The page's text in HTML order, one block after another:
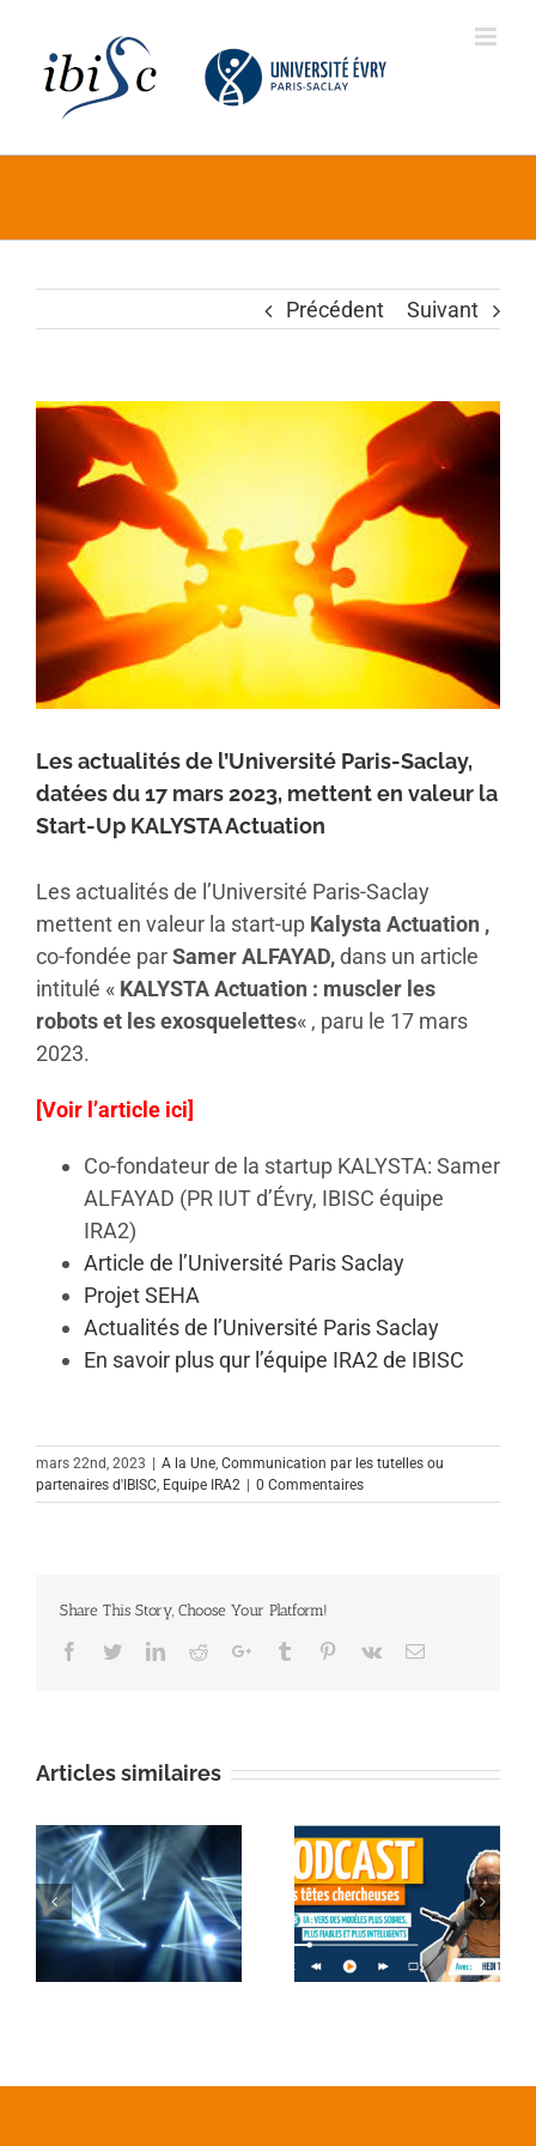
content
Précédent Suivant
Voir
l'image
agrandie
Les actualités de l’Université Paris-Saclay,
datées du 17 mars 2023, mettent en valeur la
Start-Up KALYSTA Actuation
Les actualités de l’Université Paris-Saclay
mettent en valeur la start-up Kalysta Actuation ,
co-fondée parSamer ALFAYAD,dans un article
intitulé « KALYSTA Actuation : muscler les
robots et les exosquelettes« , paru le 17 mars
2023.
[Voir l’article ici]
Co-fondateur de la startup KALYSTA: Samer
ALFAYAD (PR IUT d’Évry, IBISC équipe
IRA2)
Article de l’Université Paris Saclay
Projet SEHA
Actualités de l’Université Paris Saclay
En savoir plus qur l’équipe IRA2 de IBISC
mars 22nd, 2023 A la Une, Communication par les tutelles ou
partenaires d'IBISC, Equipe IRA2 0 Commentaires
Share This Story, Choose Your Platform!
Facebook
TwitterLinkedinRedditGoogle+Tumblr Pinterest
Vk Email
Articles similaires